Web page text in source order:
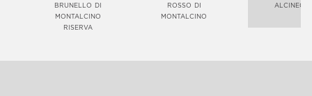
brunello di
montalcino
riserva
rosso di
montalcino
alcineo